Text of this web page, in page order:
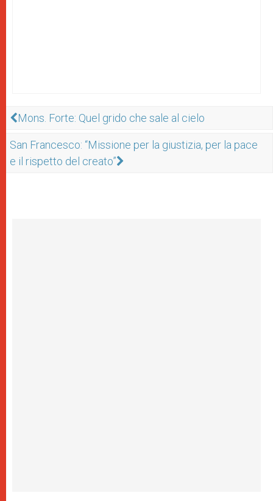
Mons. Forte: Quel grido che sale al cielo
San Francesco: “Missione per la giustizia, per la pace
e il rispetto del creato”